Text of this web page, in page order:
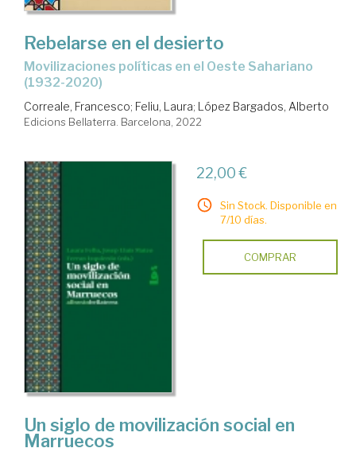
Rebelarse en el desierto
movilizaciones políticas en el Oeste Sahariano
(1932-2020)
Correale, Francesco; Feliu, Laura; López Bargados, Alberto
Edicions Bellaterra. Barcelona, 2022
22,00 €
Sin Stock. Disponible en
7/10 días.
COMPRAR
Un siglo de movilización social en
Marruecos